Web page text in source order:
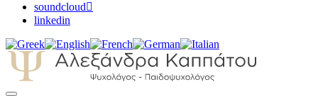
soundcloud
linkedin